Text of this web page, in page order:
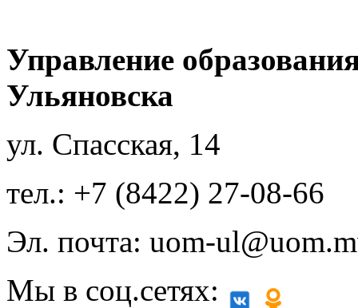
Управление
Ульяновска
ул. Спасская, 14
тел.: +7 (8422) 27-08-66
Эл. почта: uom-
Мы в соц.сетях: